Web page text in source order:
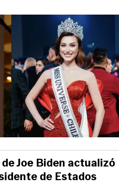
Joe Biden actualizó
de Estados